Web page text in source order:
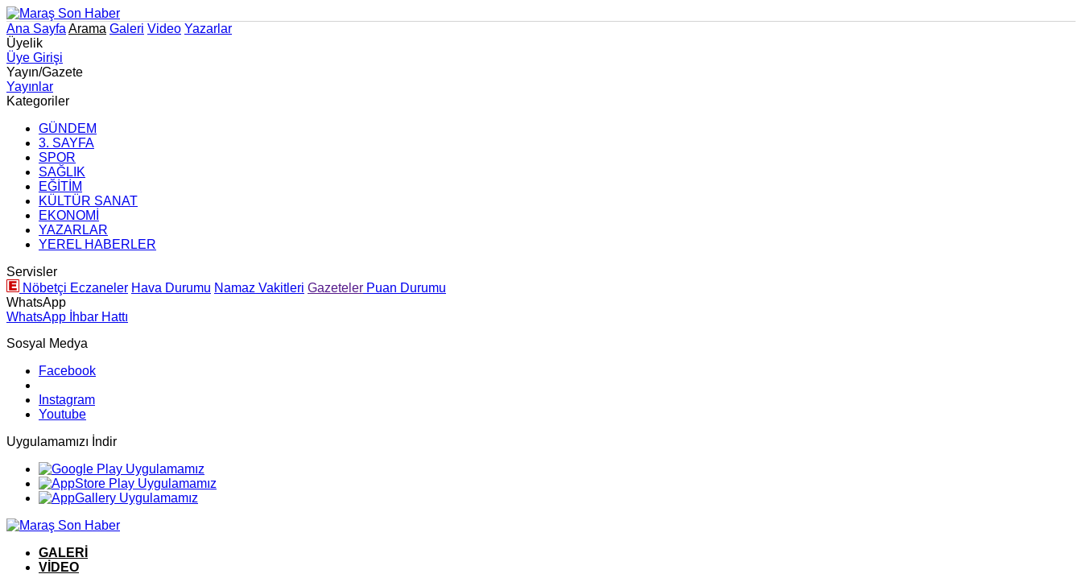
Ana Sayfa Arama Galeri Video Yazarlar
Üyelik
Üye Girişi
Yayın/Gazete
Yayınlar
Kategoriler
GÜNDEM
3. SAYFA
SPOR
SAĞLIK
EĞİTİM
KÜLTÜR SANAT
EKONOMİ
YAZARLAR
YEREL HABERLER
Servisler
Nöbetçi Eczaneler Hava Durumu Namaz Vakitleri Gazeteler Puan Durumu
WhatsApp
WhatsApp İhbar Hattı
Sosyal Medya
Facebook
Instagram
Youtube
Uygulamamızı İndir
GALERİ
VİDEO